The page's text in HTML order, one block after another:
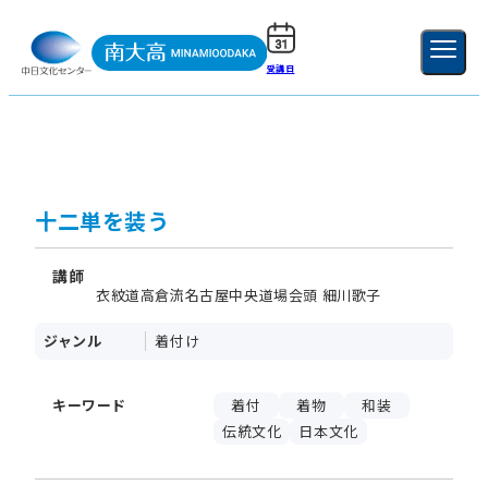
受講日 新規登録
十二単を装う
講師
衣紋道高倉流名古屋中央道場会頭 細川歌子
ジャンル 着付け
キーワード 着付 着物
和装
伝統文化
日本文化